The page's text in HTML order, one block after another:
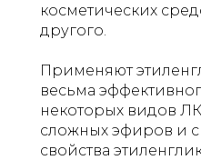
косметических
другого.
Применяют
весьма
некоторых видов
сложных эфиров и
свойства